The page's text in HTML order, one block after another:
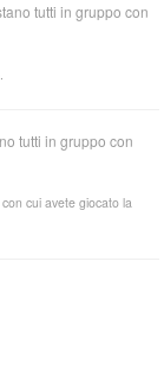
tutti in gruppo con
tutti in gruppo con
cui avete giocato la